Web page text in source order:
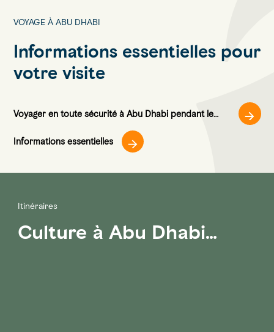
VOYAGE À ABU DHABI
Informations essentielles pour
votre visite
Voyager en toute sécurité à Abu Dhabi pendant le
COVID-19
Informations essentielles
Itinéraires
Culture à Abu Dhabi…